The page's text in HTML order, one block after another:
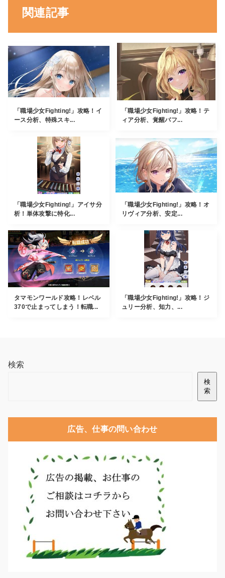
関連記事
「職場少女Fighting!」攻略！イ
ース分析、特殊スキ...
「職場少女Fighting!」攻略！テ
ィア分析、覚醒バフ...
「職場少女Fighting!」アイサ分
析！単体攻撃に特化...
「職場少女Fighting!」攻略！オ
リヴィア分析、安定...
タマモンワールド攻略！レベル
370で止まってしまう！転職...
「職場少女Fighting!」攻略！ジ
ュリー分析、知力、...
検索
検
索
広告、仕事の問い合わせ